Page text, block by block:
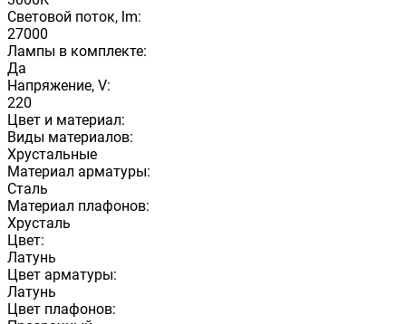
Световой поток, lm:
27000
Лампы в комплекте:
Да
Напряжение, V:
220
Цвет и материал:
Виды материалов:
Хрустальные
Материал арматуры:
Сталь
Материал плафонов:
Хрусталь
Цвет:
Латунь
Цвет арматуры:
Латунь
Цвет плафонов: